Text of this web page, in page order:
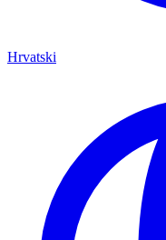
Hrvatski